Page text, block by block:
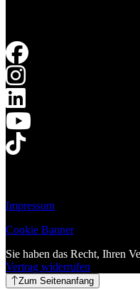
Impressum
Cookie Banner
Sie haben das Recht, Ihren
Vertrag widerrufen
Zum Seitenanfang